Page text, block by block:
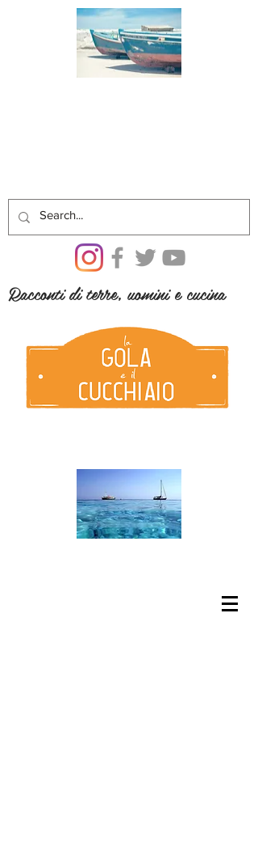
Racconti di terre, uomini e cucina